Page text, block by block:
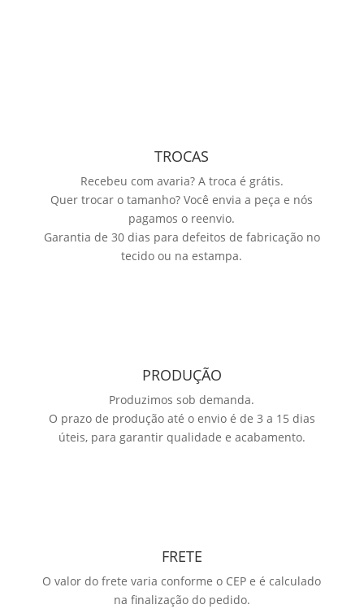
TROCAS
Recebeu com avaria? A troca é grátis.
Quer trocar o tamanho? Você envia a peça e nós
pagamos o reenvio.
Garantia de 30 dias para defeitos de fabricação no
tecido ou na estampa.
PRODUÇÃO
Produzimos sob demanda.
O prazo de produção até o envio é de 3 a 15 dias
úteis, para garantir qualidade e acabamento.
FRETE
O valor do frete varia conforme o CEP e é calculado
na finalização do pedido.